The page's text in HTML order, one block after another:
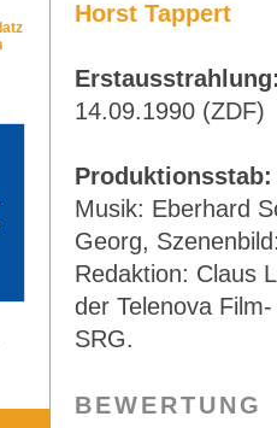
Horst Tappert
14.09.1990 (ZDF)
Produktionsstab:
Musik: Eberhard
Georg,
Redaktion: Claus
der Telenova
SRG.
BEWERTUNG